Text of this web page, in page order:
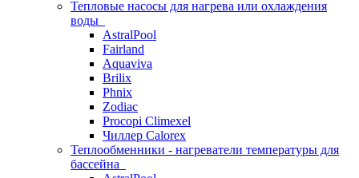
Тепловые насосы для нагрева или охлаждения
воды
AstralPool
Fairland
Aquaviva
Brilix
Phnix
Zodiac
Procopi Climexel
Чиллер Calorex
Теплообменники - нагреватели температуры для
бассейна